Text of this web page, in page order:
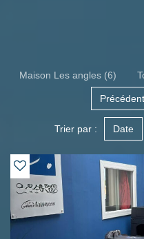
Maison Les angles (6)
Trier par : Date